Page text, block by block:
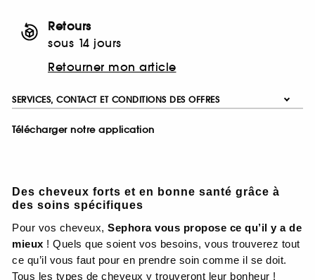
Retours
sous 14 jours
Retourner mon article
SERVICES, CONTACT ET CONDITIONS DES OFFRES
Télécharger notre application
Des cheveux forts et en bonne santé grâce à
des soins spécifiques
Pour vos cheveux, Sephora vous propose ce qu’il y a de
mieux ! Quels que soient vos besoins, vous trouverez tout
ce qu’il vous faut pour en prendre soin comme il se doit.
Tous les types de cheveux y trouveront leur bonheur !